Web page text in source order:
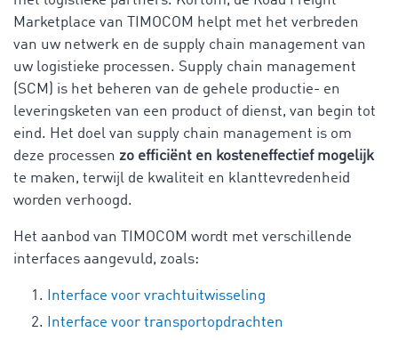
Marketplace van TIMOCOM helpt met het verbreden
van uw netwerk en de supply chain management van
uw logistieke processen. Supply chain management
(SCM) is het beheren van de gehele productie- en
leveringsketen van een product of dienst, van begin tot
eind. Het doel van supply chain management is om
deze processen zo efficiënt en kosteneffectief mogelijk
te maken, terwijl de kwaliteit en klanttevredenheid
worden verhoogd.
Het aanbod van TIMOCOM wordt met verschillende
interfaces aangevuld, zoals:
Interface voor vrachtuitwisseling
Interface voor transportopdrachten